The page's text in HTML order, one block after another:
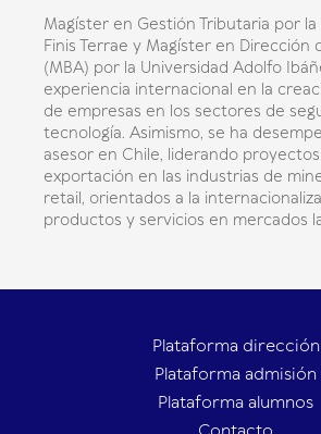
Magíster en Gestión Tributaria por la
Finis Terrae y Magíster en Dirección
(MBA) por la Universidad Adolfo
experiencia internacional en la
de empresas en los sectores de
tecnología. Asimismo, se ha
asesor en Chile, liderando
exportación en las industrias de
retail, orientados a la
productos y servicios en mercados
Plataforma dirección
Plataforma admisión
Plataforma alumnos